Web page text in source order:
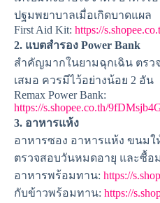
ปฐมพยาบาลเมื่อเกิดบาดแผล
First Aid Kit: https://
2. แบตสำรอง Power Bank
สำคัญมากในยามฉุกเฉิน ตรว
เสมอ ควรมีไว้อย่างน้อย 2 อัน
Remax Power Bank:
https://s.shopee.co.th/
3. อาหารแห้ง
อาหารซอง อาหารแห้ง ขนมใ
ตรวจสอบวันหมดอายุ และซื้อ
อาหารพร้อมทาน: https://
กับข้าวพร้อมทาน: https://